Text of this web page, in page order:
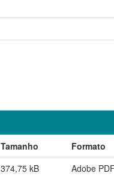
Tamanho
Formato
374,75 kB Adobe PDF